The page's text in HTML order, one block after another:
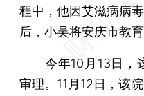
程中，他因艾滋病病
后，小吴将安庆市教
今年10月13日，这
审理。11月12日，该